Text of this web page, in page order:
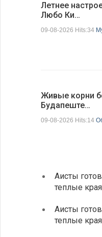
Летнее
Любо Ки…
09-08-2026 Hits:34
Живые корни
Будапеште…
09-08-2026 Hits:14
Аисты
теплые края
Аисты
теплые края